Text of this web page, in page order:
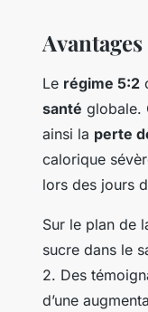
Le régime 5:2
santé globale.
ainsi la perte
calorique
lors des jours
Sur le plan de
sucre dans le
2. Des
d’une